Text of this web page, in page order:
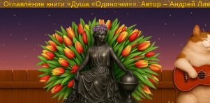
Оглавление книги «Душа «Одиночки»». Автор – Андрей